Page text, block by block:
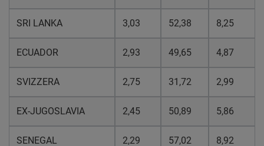
SRI LANKA 3,03 52,38 8,25
ECUADOR 2,93 49,65 4,87
SVIZZERA 2,75 31,72 2,99
EX-JUGOSLAVIA 2,45 50,89 5,86
SENEGAL 2,29 57,02 8,92